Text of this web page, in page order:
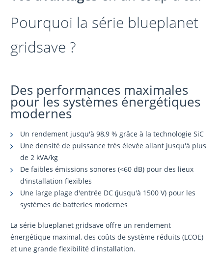
Pourquoi la série blueplanet
gridsave ?
Des performances maximales
pour les systèmes énergétiques
modernes
Un rendement jusqu'à 98,9 % grâce à la technologie SiC
Une densité de puissance très élevée allant jusqu'à plus
de 2 kVA/kg
De faibles émissions sonores (<60 dB) pour des lieux
d'installation flexibles
Une large plage d'entrée DC (jusqu'à 1500 V) pour les
systèmes de batteries modernes
La série blueplanet gridsave offre un rendement
énergétique maximal, des coûts de système réduits (LCOE)
et une grande flexibilité d'installation.